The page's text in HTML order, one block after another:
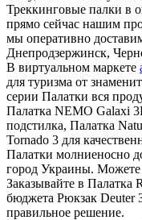
Треккинговые палки в
прямо сейчас нашим
мы оперативно
Днепродзержинск,
В виртуальном маркете
для туризма от
серии Палатки вся
Палатка NEMO Galaxi
подстилка, Палатка
Tornado 3 для
Палатки молниеносно
город Украины.
Заказывайте в Палатка
бюджета Рюкзак Deuter
правильное решение.